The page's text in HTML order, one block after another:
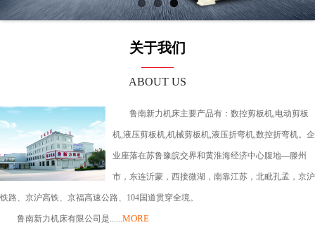
关于我们
ABOUT US
鲁南新力机床主要产品有：数控剪板机,电动剪板
机,液压剪板机,机械剪板机,液压折弯机,数控折弯机。企
业座落在苏鲁豫皖交界和黄淮海经济中心腹地—滕州
市，东连沂蒙，西接微湖，南靠江苏，北毗孔孟，京沪
铁路、京沪高铁、京福高速公路、104国道贯穿全境。
鲁南新力机床有限公司是......MORE